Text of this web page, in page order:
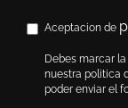
Aceptacion de
Debes marcar
nuestra politica
poder enviar el